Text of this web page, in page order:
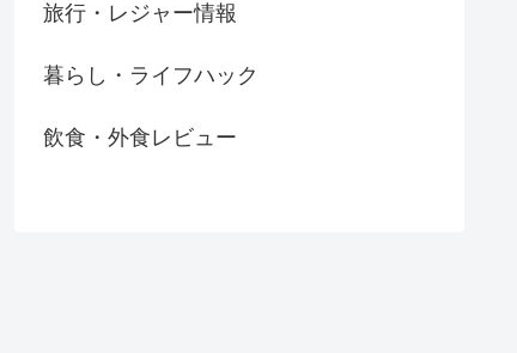
旅行・レジャー情報
暮らし・ライフハック
飲食・外食レビュー